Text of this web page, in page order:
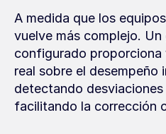
A medida que los
vuelve más complejo.
configurado proporciona
real sobre el
detectando
facilitando la corrección